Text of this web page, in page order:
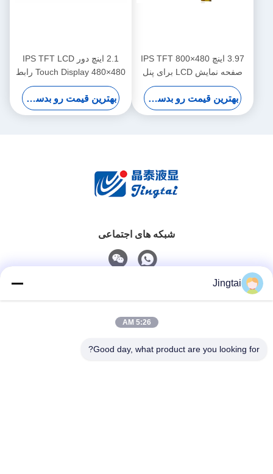
3.97 اینچ 480×800 IPS TFT
صفحه نمایش LCD برای پنل
های کنترل خانه هوشمند
بهترین قیمت رو بدست بیار
2.1 اینچ دور IPS TFT LCD
Touch Display 480×480 رابط
RGB MIPI برای پنل های کنترل
خانه هوشمند
بهترین قیمت رو بدست بیار
شبکه های اجتماعی
0086-755-27491128
Jingtai
5:26 AM
Good day, what product are you looking for?